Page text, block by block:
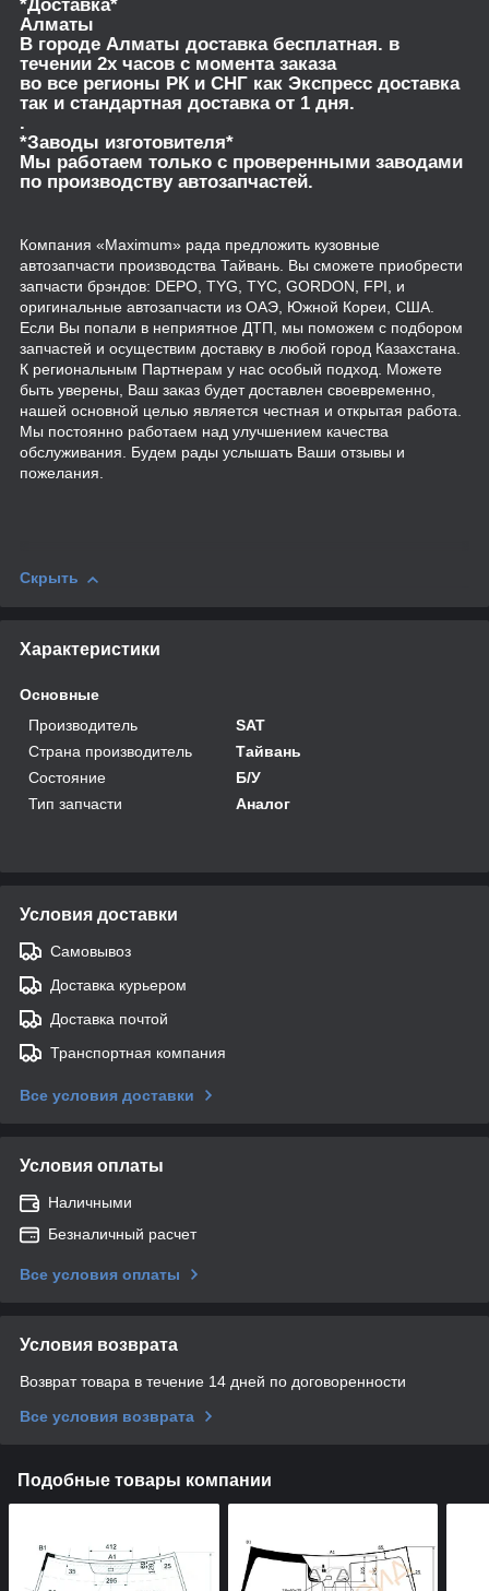
*Доставка*
Алматы
В городе Алматы доставка бесплатная. в
течении 2х часов с момента заказа
во все регионы РК и СНГ как Экспресс доставка
так и стандартная доставка от 1 дня.
.
*Заводы изготовителя*
Мы работаем только с проверенными заводами
по производству автозапчастей.
Компания «Maximum» рада предложить кузовные
автозапчасти производства Тайвань. Вы сможете приобрести
запчасти брэндов: DEPO, TYG, TYC, GORDON, FPI, и
оригинальные автозапчасти из ОАЭ, Южной Кореи, США.
Если Вы попали в неприятное ДТП, мы поможем с подбором
запчастей и осуществим доставку в любой город Казахстана.
К региональным Партнерам у нас особый подход. Можете
быть уверены, Ваш заказ будет доставлен своевременно,
нашей основной целью является честная и открытая работа.
Мы постоянно работаем над улучшением качества
обслуживания. Будем рады услышать Ваши отзывы и
пожелания.
Скрыть
Характеристики
Основные
Производитель
SAT
Страна производитель
Тайвань
Состояние
Б/У
Тип запчасти
Аналог
Условия доставки
Самовывоз
Доставка курьером
Доставка почтой
Транспортная компания
Все условия доставки
Условия оплаты
Наличными
Безналичный расчет
Все условия оплаты
Условия возврата
Возврат товара в течение 14 дней по договоренности
Все условия возврата
Подобные товары компании